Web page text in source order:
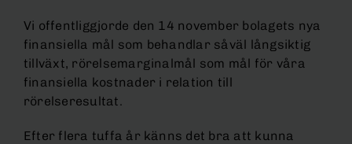
Vi offentliggjorde den 14 november bolagets nya
finansiella mål som behandlar såväl långsiktig
tillväxt, rörelsemarginalmål som mål för våra
finansiella kostnader i relation till
rörelseresultat.
Efter flera tuffa år känns det bra att kunna